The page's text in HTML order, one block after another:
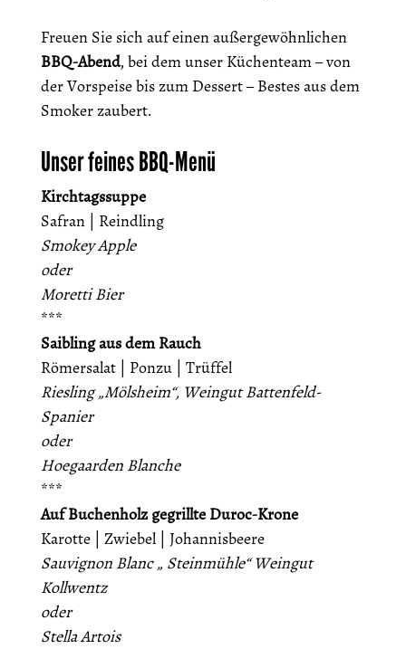
Freuen Sie sich auf einen außergewöhnlichen
BBQ-Abend, bei dem unser Küchenteam – von
der Vorspeise bis zum Dessert – Bestes aus dem
Smoker zaubert.
Unser feines BBQ-Menü
Kirchtagssuppe
Safran | Reindling
Smokey Apple
oder
Moretti Bier
***
Saibling aus dem Rauch
Römersalat | Ponzu | Trüffel
Riesling „Mölsheim“, Weingut Battenfeld-
Spanier
oder
Hoegaarden Blanche
***
Auf Buchenholz gegrillte Duroc-Krone
Karotte | Zwiebel | Johannisbeere
Sauvignon Blanc „ Steinmühle“ Weingut
Kollwentz
oder
Stella Artois